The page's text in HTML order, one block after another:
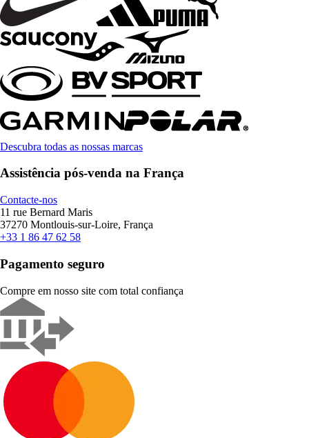
Descubra todas as nossas marcas
Assistência pós-venda na França
Contacte-nos
11 rue Bernard Maris
37270 Montlouis-sur-Loire, França
+33 1 86 47 62 58
Pagamento seguro
Compre em nosso site com total confiança